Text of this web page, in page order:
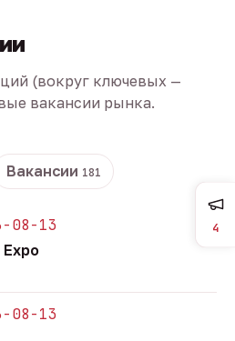
(вокруг ключевых —
вакансии рынка.
Вакансии 181
08-13
08-13
4